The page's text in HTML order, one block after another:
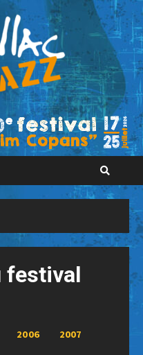
festival
2006 2007